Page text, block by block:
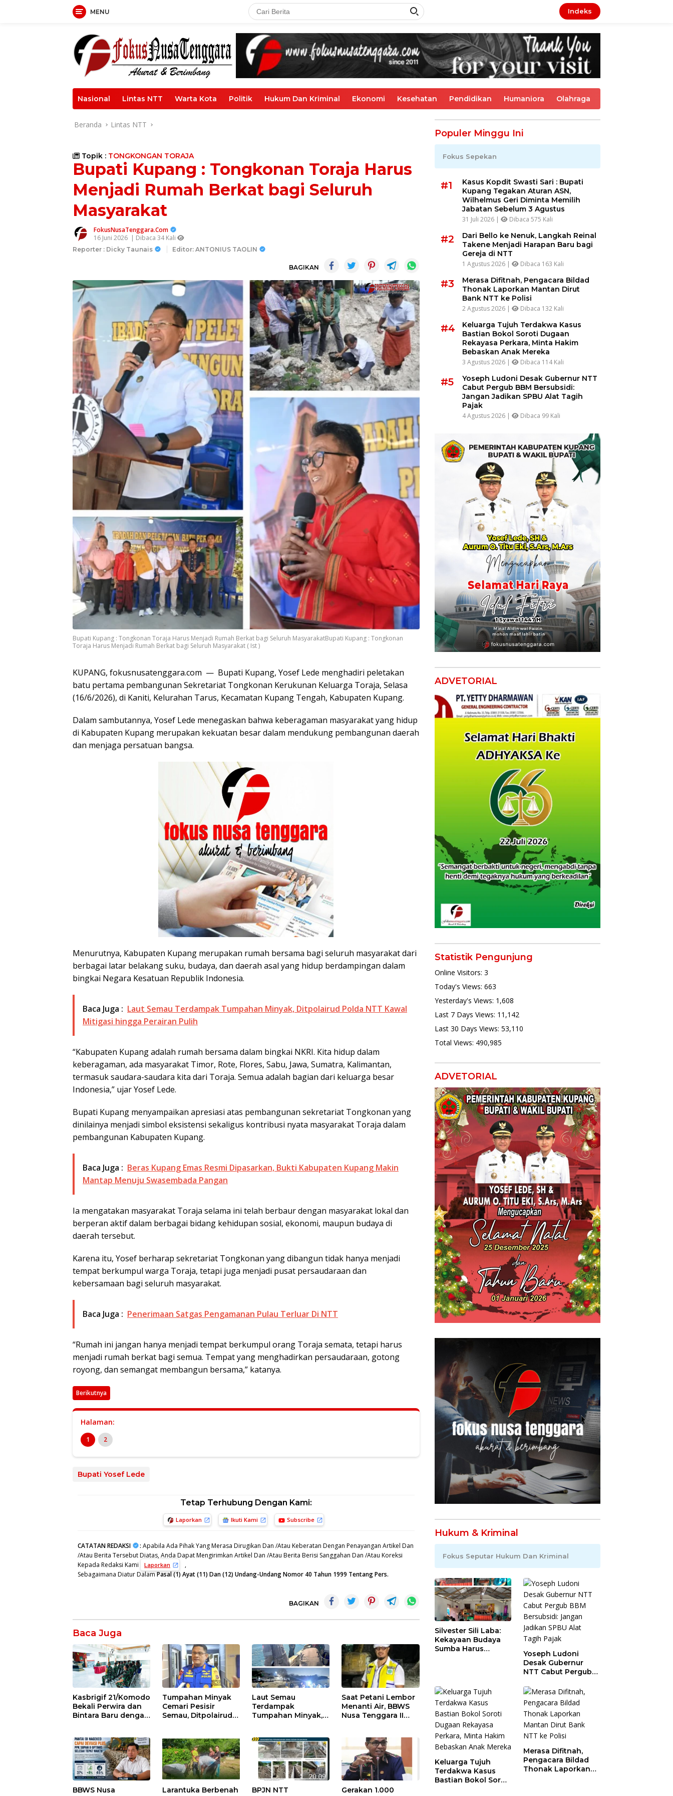
MENU Indeks
Nasional Lintas NTT Warta Kota Politik Hukum Dan Kriminal Ekonomi Kesehatan Pendidikan Humaniora Olahraga
Beranda Lintas NTT
Topik : TONGKONGAN TORAJA
Bupati Kupang : Tongkonan Toraja Harus
Menjadi Rumah Berkat bagi Seluruh
Masyarakat
FokusNusaTenggara.Com
16 Juni 2026 | Dibaca 34 Kali
Reporter : Dicky Taunais Editor: ANTONIUS TAOLIN
BAGIKAN
Bupati Kupang : Tongkonan Toraja Harus Menjadi Rumah Berkat bagi Seluruh MasyarakatBupati Kupang : Tongkonan
Toraja Harus Menjadi Rumah Berkat bagi Seluruh Masyarakat ( Ist )
KUPANG, fokusnusatenggara.com — Bupati Kupang, Yosef Lede menghadiri peletakan
batu pertama pembangunan Sekretariat Tongkonan Kerukunan Keluarga Toraja, Selasa
(16/6/2026), di Kaniti, Kelurahan Tarus, Kecamatan Kupang Tengah, Kabupaten Kupang.
Dalam sambutannya, Yosef Lede menegaskan bahwa keberagaman masyarakat yang hidup
di Kabupaten Kupang merupakan kekuatan besar dalam mendukung pembangunan daerah
dan menjaga persatuan bangsa.
Menurutnya, Kabupaten Kupang merupakan rumah bersama bagi seluruh masyarakat dari
berbagai latar belakang suku, budaya, dan daerah asal yang hidup berdampingan dalam
bingkai Negara Kesatuan Republik Indonesia.
Baca Juga : Laut Semau Terdampak Tumpahan Minyak, Ditpolairud Polda NTT Kawal
Mitigasi hingga Perairan Pulih
“Kabupaten Kupang adalah rumah bersama dalam bingkai NKRI. Kita hidup dalam
keberagaman, ada masyarakat Timor, Rote, Flores, Sabu, Jawa, Sumatra, Kalimantan,
termasuk saudara-saudara kita dari Toraja. Semua adalah bagian dari keluarga besar
Indonesia,” ujar Yosef Lede.
Bupati Kupang menyampaikan apresiasi atas pembangunan sekretariat Tongkonan yang
dinilainya menjadi simbol eksistensi sekaligus kontribusi nyata masyarakat Toraja dalam
pembangunan Kabupaten Kupang.
Baca Juga : Beras Kupang Emas Resmi Dipasarkan, Bukti Kabupaten Kupang Makin
Mantap Menuju Swasembada Pangan
Ia mengatakan masyarakat Toraja selama ini telah berbaur dengan masyarakat lokal dan
berperan aktif dalam berbagai bidang kehidupan sosial, ekonomi, maupun budaya di
daerah tersebut.
Karena itu, Yosef berharap sekretariat Tongkonan yang dibangun tidak hanya menjadi
tempat berkumpul warga Toraja, tetapi juga menjadi pusat persaudaraan dan
kebersamaan bagi seluruh masyarakat.
Baca Juga : Penerimaan Satgas Pengamanan Pulau Terluar Di NTT
“Rumah ini jangan hanya menjadi tempat berkumpul orang Toraja semata, tetapi harus
menjadi rumah berkat bagi semua. Tempat yang menghadirkan persaudaraan, gotong
royong, dan semangat membangun bersama,” katanya.
Berikutnya
Halaman:
1 2
Bupati Yosef Lede
Tetap Terhubung Dengan Kami:
Laporkan Ikuti Kami Subscribe
CATATAN REDAKSI : Apabila Ada Pihak Yang Merasa Dirugikan Dan /Atau Keberatan Dengan Penayangan Artikel Dan
/Atau Berita Tersebut Diatas, Anda Dapat Mengirimkan Artikel Dan /Atau Berita Berisi Sanggahan Dan /Atau Koreksi
Kepada Redaksi Kami
Laporkan
,
Sebagaimana Diatur DalamPasal (1) Ayat (11) Dan (12) Undang-Undang Nomor 40 Tahun 1999 Tentang Pers.
BAGIKAN
Baca Juga
Kasbrigif 21/Komodo
Bekali Perwira dan
Bintara Baru dengan
Integritas
Tumpahan Minyak
Cemari Pesisir
Semau, Ditpolairud
Lingkungan
Laut Semau
Terdampak
Tumpahan Minyak,
hingga Perairan
Pulih
Saat Petani Lembor
Menanti Air, BBWS
Nusa Tenggara II
BBWS Nusa
Larantuka Berbenah
BPJN NTT
Gerakan 1.000
Populer Minggu Ini
Fokus Sepekan
#1
Kasus Kopdit Swasti Sari : Bupati
Kupang Tegakan Aturan ASN,
Wilhelmus Geri Diminta Memilih
Jabatan Sebelum 3 Agustus
31 Juli 2026 | Dibaca 575 Kali
#2
Dari Bello ke Nenuk, Langkah Reinal
Takene Menjadi Harapan Baru bagi
Gereja di NTT
1 Agustus 2026 | Dibaca 163 Kali
#3
Merasa Difitnah, Pengacara Bildad
Thonak Laporkan Mantan Dirut
Bank NTT ke Polisi
2 Agustus 2026 | Dibaca 132 Kali
#4
Keluarga Tujuh Terdakwa Kasus
Bastian Bokol Soroti Dugaan
Rekayasa Perkara, Minta Hakim
Bebaskan Anak Mereka
3 Agustus 2026 | Dibaca 114 Kali
#5
Yoseph Ludoni Desak Gubernur NTT
Cabut Pergub BBM Bersubsidi:
Jangan Jadikan SPBU Alat Tagih
Pajak
4 Agustus 2026 | Dibaca 99 Kali
ADVETORIAL
Statistik Pengunjung
Online Visitors: 3
Today's Views: 663
Yesterday's Views: 1,608
Last 7 Days Views: 11,142
Last 30 Days Views: 53,110
Total Views: 490,985
ADVETORIAL
Hukum & Kriminal
Fokus Seputar Hukum Dan Kriminal
Silvester Sili Laba:
Kekayaan Budaya
Sumba Harus
Yoseph Ludoni
Desak Gubernur
NTT Cabut Pergub
Jangan Jadikan
SPBU Alat Tagih
Pajak
Keluarga Tujuh
Terdakwa Kasus
Bastian Bokol Soroti
Merasa Difitnah,
Pengacara Bildad
Thonak Laporkan